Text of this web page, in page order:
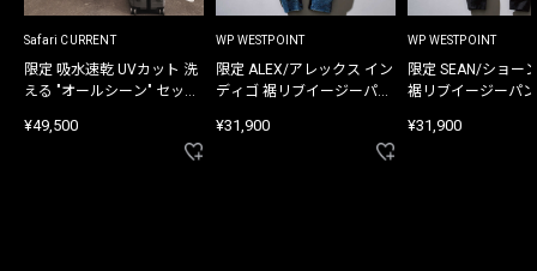
Safari CURRENT
限定 吸水速乾 UVカット 洗
える "オールシーン" セット
¥49,500
WP WESTPOINT
限定 ALEX/アレックス イン
ディゴ 裾リブイージーパン
¥31,900
WP WESTPOINT
限定 SEAN/ショー
裾リブイージーパ
¥31,900